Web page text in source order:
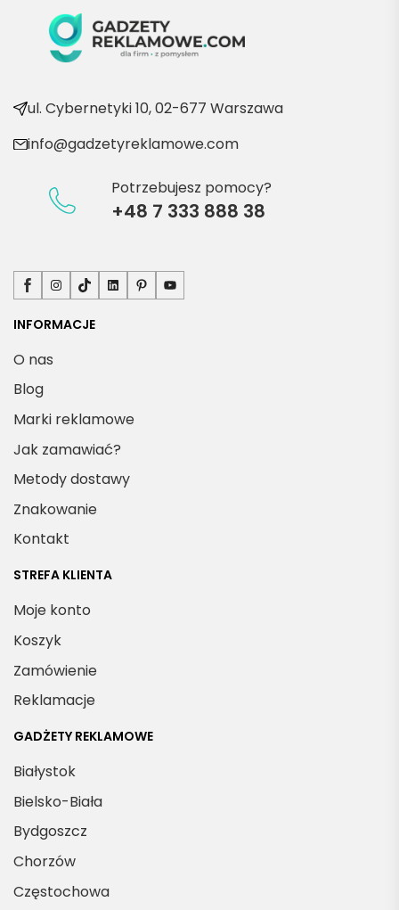
kty
ul. Cybernetyki 10, 02-677 Warszawa
info@gadzetyreklamowe.com
Potrzebujesz pomocy?
+48 7 333 888 38
Facebook
Instagram
TikTokLinkedInPinterestYouTube
INFORMACJE
O nas
Blog
Marki reklamowe
Jak zamawiać?
Metody dostawy
Znakowanie
Kontakt
STREFA KLIENTA
Moje konto
Koszyk
Zamówienie
Reklamacje
GADŻETY REKLAMOWE
Białystok
Bielsko-Biała
Bydgoszcz
Chorzów
Częstochowa